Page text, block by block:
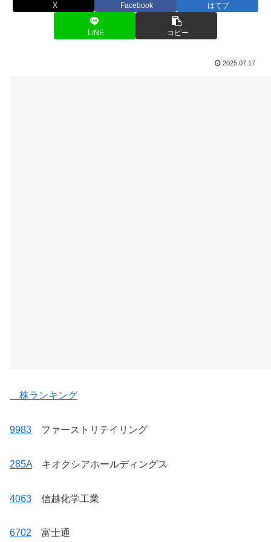
X Facebook はてブ
LINE コピー
2025.07.17
株ランキング
9983 ファーストリテイリング
285A キオクシアホールディングス
4063 信越化学工業
6702 富士通